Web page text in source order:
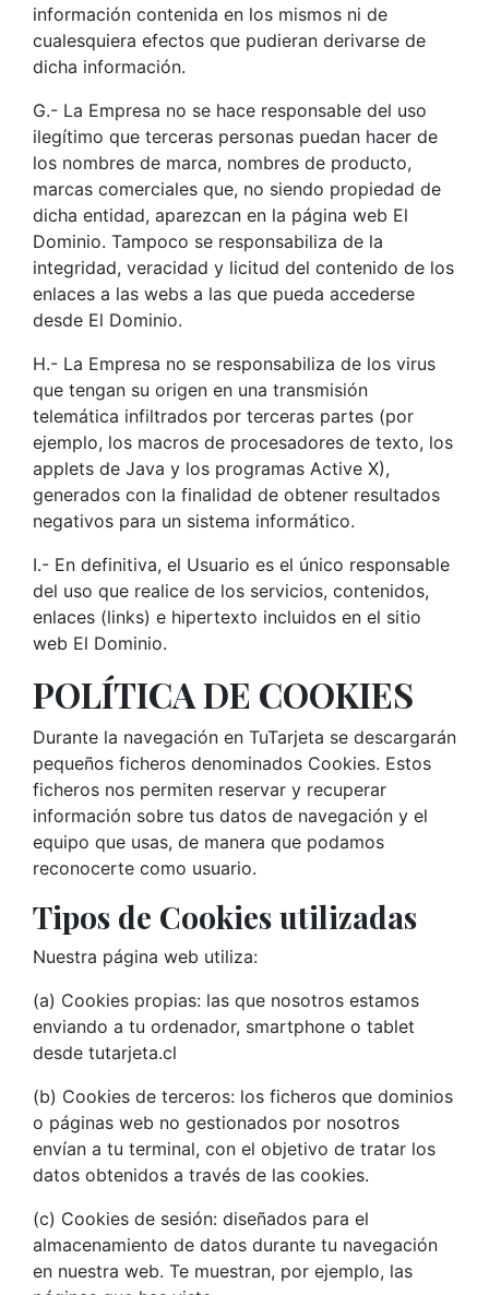
información contenida en los mismos ni de
cualesquiera efectos que pudieran derivarse de
dicha información.
G.- La Empresa no se hace responsable del uso
ilegítimo que terceras personas puedan hacer de
los nombres de marca, nombres de producto,
marcas comerciales que, no siendo propiedad de
dicha entidad, aparezcan en la página web El
Dominio. Tampoco se responsabiliza de la
integridad, veracidad y licitud del contenido de los
enlaces a las webs a las que pueda accederse
desde El Dominio.
H.- La Empresa no se responsabiliza de los virus
que tengan su origen en una transmisión
telemática infiltrados por terceras partes (por
ejemplo, los macros de procesadores de texto, los
applets de Java y los programas Active X),
generados con la finalidad de obtener resultados
negativos para un sistema informático.
I.- En definitiva, el Usuario es el único responsable
del uso que realice de los servicios, contenidos,
enlaces (links) e hipertexto incluidos en el sitio
web El Dominio.
POLÍTICA DE COOKIES
Durante la navegación en TuTarjeta se descargarán
pequeños ficheros denominados Cookies. Estos
ficheros nos permiten reservar y recuperar
información sobre tus datos de navegación y el
equipo que usas, de manera que podamos
reconocerte como usuario.
Tipos de Cookies utilizadas
Nuestra página web utiliza:
(a) Cookies propias: las que nosotros estamos
enviando a tu ordenador, smartphone o tablet
desde tutarjeta.cl
(b) Cookies de terceros: los ficheros que dominios
o páginas web no gestionados por nosotros
envían a tu terminal, con el objetivo de tratar los
datos obtenidos a través de las cookies.
(c) Cookies de sesión: diseñados para el
almacenamiento de datos durante tu navegación
en nuestra web. Te muestran, por ejemplo, las